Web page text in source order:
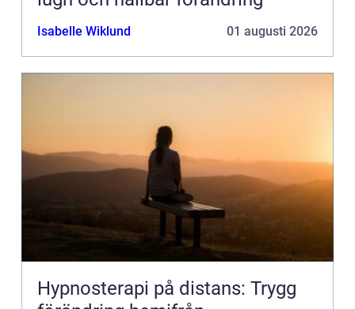
Isabelle Wiklund 01 augusti 2026
Hypnosterapi på distans: Trygg